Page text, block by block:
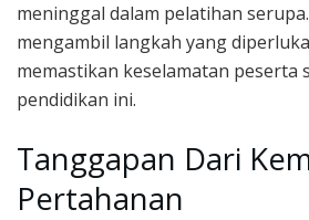
meninggal dalam pelatihan
mengambil langkah yang
memastikan keselamatan peserta
pendidikan ini.
Tanggapan Dari
Pertahanan